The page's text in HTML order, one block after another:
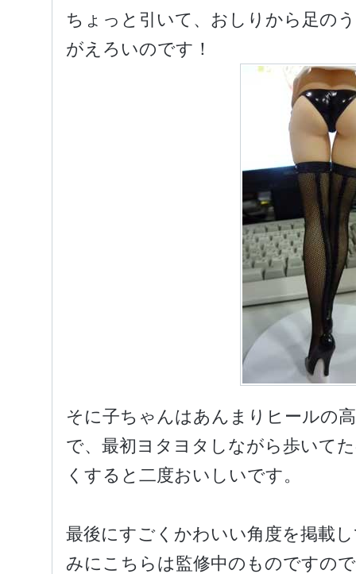
ちょっと引いて、おしりから足の
がえろいのです！
そに子ちゃんはあんまりヒールの
で、最初ヨタヨタしながら歩いて
くすると二度おいしいです。
最後にすごくかわいい角度を掲載
みにこちらは監修中のものですの